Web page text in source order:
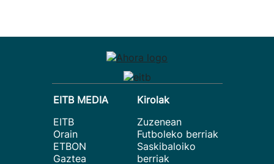
EITB MEDIA
EITB
Orain
ETBON
Gaztea
Kirolak
Zuzenean
Futboleko berriak
Saskibaloiko
berriak